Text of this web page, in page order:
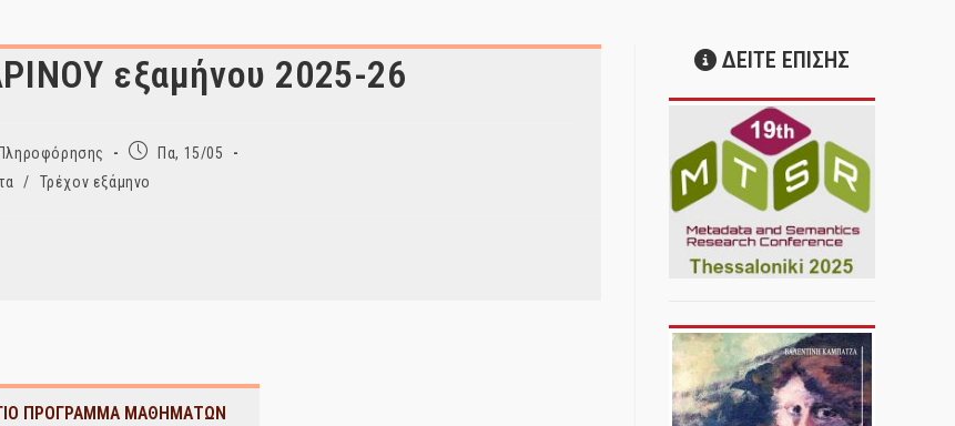
εξαμήνου 2025-26
PostΠα, 15/05
/ Τρέχον εξάμηνο
ΠΡΟΓΡΑΜΜΑ ΜΑΘΗΜΑΤΩΝ
ΔΕΙΤΕ ΕΠΙΣΗΣ